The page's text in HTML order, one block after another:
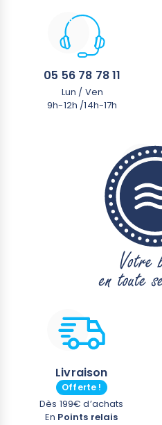
05 56 78 78 11
Lun / Ven
9h-12h /14h-17h
Livraison
Offerte !
Dès 199€ d’achats
En Points relais